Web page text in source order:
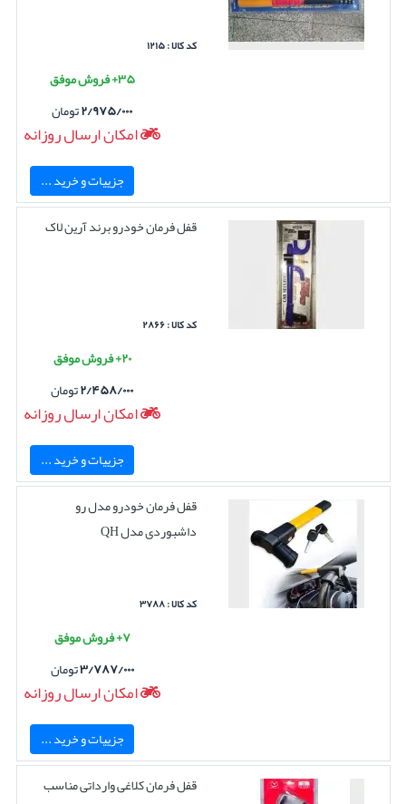
کد کالا : ۱۲۱۵
۳۵+ فروش موفق
۲/۹۷۵/۰۰۰تومان
امکان ارسال روزانه
جزییات و خرید ...
قفل فرمان خودرو برند آرین لاک
کد کالا : ۲۸۶۶
۲۰+ فروش موفق
۲/۴۵۸/۰۰۰تومان
امکان ارسال روزانه
جزییات و خرید ...
قفل فرمان خودرو مدل رو
داشبوردی مدل QH
کد کالا : ۳۷۸۸
۷+ فروش موفق
۳/۷۸۷/۰۰۰تومان
امکان ارسال روزانه
جزییات و خرید ...
قفل فرمان کلاغی وارداتی مناسب